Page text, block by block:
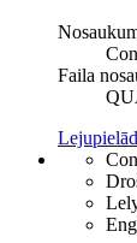
Faila